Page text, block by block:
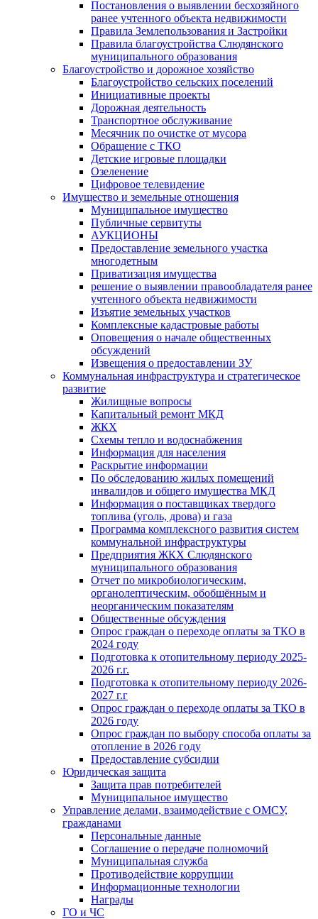
Постановления о выявлении бесхозяйного
ранее учтенного объекта недвижимости
Правила Землепользования и Застройки
Правила благоустройства Слюдянского
муниципального образования
Благоустройство и дорожное хозяйство
Благоустройство сельских поселений
Инициативные проекты
Дорожная деятельность
Транспортное обслуживание
Месячник по очистке от мусора
Обращение с ТКО
Детские игровые площадки
Озеленение
Цифровое телевидение
Имущество и земельные отношения
Муниципальное имущество
Публичные сервитуты
АУКЦИОНЫ
Предоставление земельного участка
многодетным
Приватизация имущества
решение о выявлении правообладателя ранее
учтенного объекта недвижимости
Изъятие земельных участков
Комплексные кадастровые работы
Оповещения о начале общественных
обсуждений
Извещения о предоставлении ЗУ
Коммунальная инфраструктура и стратегическое
развитие
Жилищные вопросы
Капитальный ремонт МКД
ЖКХ
Схемы тепло и водоснабжения
Информация для населения
Раскрытие информации
По обследованию жилых помещений
инвалидов и общего имущества МКД
Информация о поставщиках твердого
топлива (уголь, дрова) и газа
Программа комплексного развития систем
коммунальной инфраструктуры
Предприятия ЖКХ Слюдянского
муниципального образования
Отчет по микробиологическим,
органолептическим, обобщённым и
неорганическим показателям
Общественные обсуждения
Опрос граждан о переходе оплаты за ТКО в
2024 году
Подготовка к отопительному периоду 2025-
2026 г.г.
Подготовка к отопительному периоду 2026-
2027 г.г
Опрос граждан о переходе оплаты за ТКО в
2026 году
Опрос граждан по выбору способа оплаты за
отопление в 2026 году
Предоставление субсидии
Юридическая защита
Защита прав потребителей
Муниципальное имущество
Управление делами, взаимодействие с ОМСУ,
гражданами
Персональные данные
Соглашение о передаче полномочий
Муниципальная служба
Противодействие коррупции
Информационные технологии
Награды
ГО и ЧС